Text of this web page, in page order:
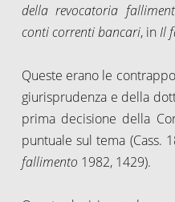
della revocatoria
conti correnti bancari, in Il
Queste erano le
giurisprudenza e della
prima decisione della
puntuale sul tema (Cass.
fallimento 1982, 1429).